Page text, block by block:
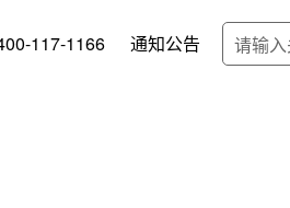
117-1166 通知公告